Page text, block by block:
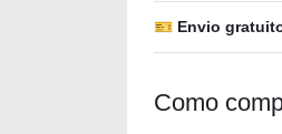
🎫 Envio
Como